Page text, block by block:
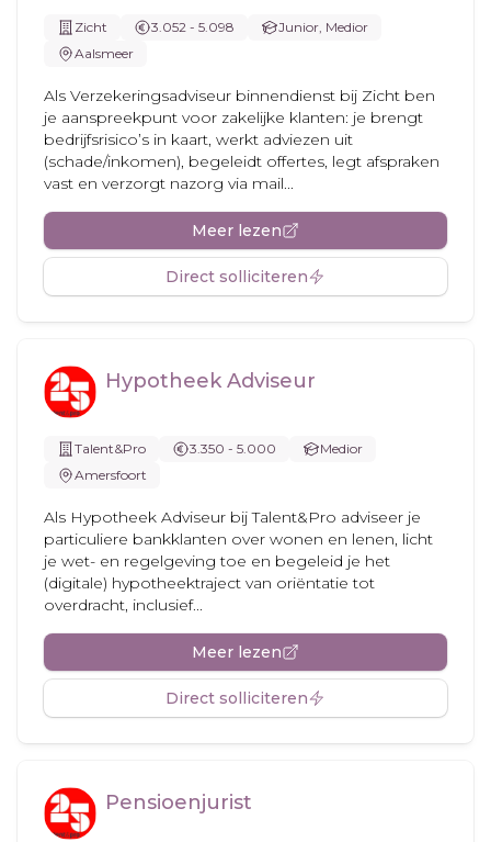
Zicht 3.052 - 5.098
Junior, Medior
Aalsmeer
Als Verzekeringsadviseur binnendienst bij Zicht ben
je aanspreekpunt voor zakelijke klanten: je brengt
bedrijfsrisico’s in kaart, werkt adviezen uit
(schade/inkomen), begeleidt offertes, legt afspraken
vast en verzorgt nazorg via mail...
Meer lezen
Direct solliciteren
Hypotheek Adviseur
Talent&Pro 3.350 - 5.000
Medior
Amersfoort
Als Hypotheek Adviseur bij Talent&Pro adviseer je
particuliere bankklanten over wonen en lenen, licht
je wet- en regelgeving toe en begeleid je het
(digitale) hypotheektraject van oriëntatie tot
overdracht, inclusief...
Meer lezen
Direct solliciteren
Pensioenjurist